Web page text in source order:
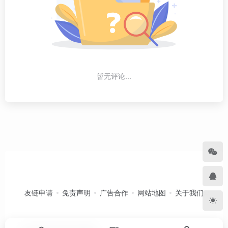
暂无评论...
友链申请 免责声明 广告合作 网站地图 关于我们